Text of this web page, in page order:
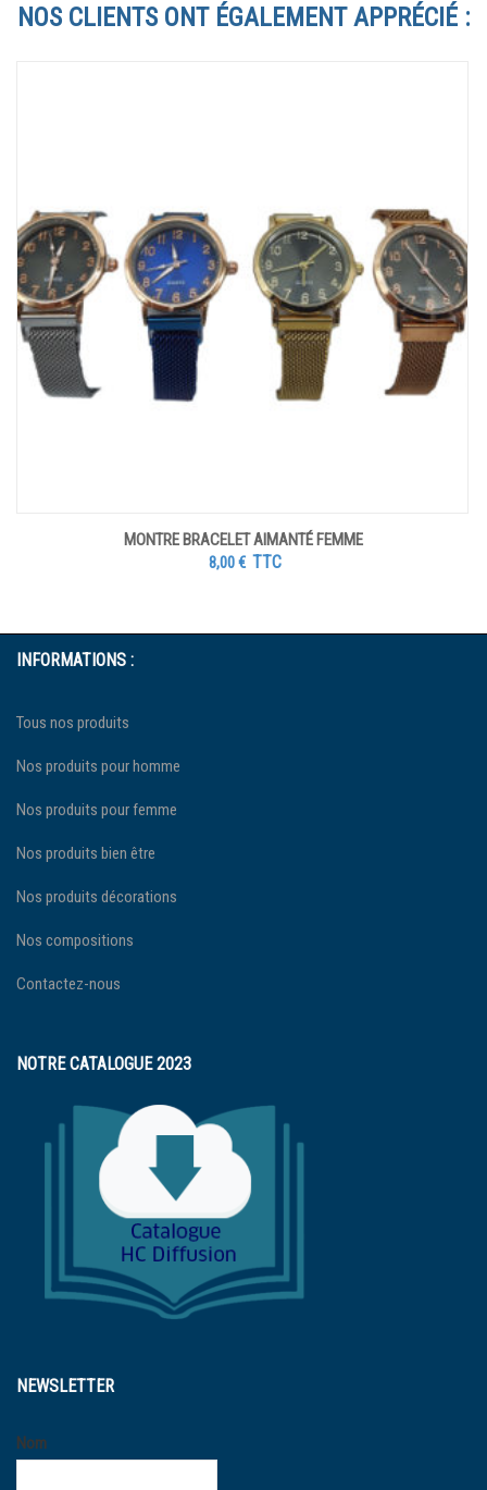
NOS CLIENTS ONT ÉGALEMENT APPRÉCIÉ :
MONTRE BRACELET AIMANTÉ FEMME
8,00€ TTC
INFORMATIONS :
Tous nos produits
Nos produits pour homme
Nos produits pour femme
Nos produits bien être
Nos produits décorations
Nos compositions
Contactez-nous
NOTRE CATALOGUE 2023
NEWSLETTER
Nom